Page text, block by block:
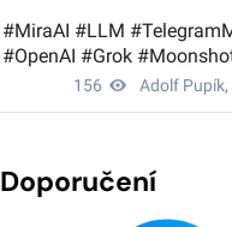
Doporučení